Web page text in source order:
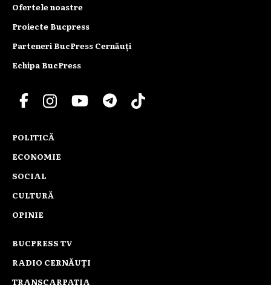
Ofertele noastre
Proiecte Bucpress
Parteneri BucPress Cernăuți
Echipa BucPress
POLITICĂ
ECONOMIE
SOCIAL
CULTURĂ
OPINIE
BUCPRESS TV
RADIO CERNĂUȚI
TRANSCARPATIA